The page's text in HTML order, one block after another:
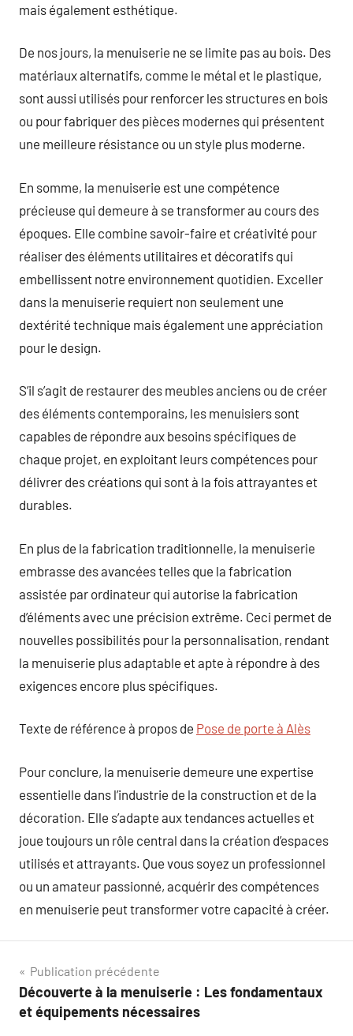
mais également esthétique.
De nos jours, la menuiserie ne se limite pas au bois. Des
matériaux alternatifs, comme le métal et le plastique,
sont aussi utilisés pour renforcer les structures en bois
ou pour fabriquer des pièces modernes qui présentent
une meilleure résistance ou un style plus moderne.
En somme, la menuiserie est une compétence
précieuse qui demeure à se transformer au cours des
époques. Elle combine savoir-faire et créativité pour
réaliser des éléments utilitaires et décoratifs qui
embellissent notre environnement quotidien. Exceller
dans la menuiserie requiert non seulement une
dextérité technique mais également une appréciation
pour le design.
S’il s’agit de restaurer des meubles anciens ou de créer
des éléments contemporains, les menuisiers sont
capables de répondre aux besoins spécifiques de
chaque projet, en exploitant leurs compétences pour
délivrer des créations qui sont à la fois attrayantes et
durables.
En plus de la fabrication traditionnelle, la menuiserie
embrasse des avancées telles que la fabrication
assistée par ordinateur qui autorise la fabrication
d’éléments avec une précision extrême. Ceci permet de
nouvelles possibilités pour la personnalisation, rendant
la menuiserie plus adaptable et apte à répondre à des
exigences encore plus spécifiques.
Texte de référence à propos de Pose de porte à Alès
Pour conclure, la menuiserie demeure une expertise
essentielle dans l’industrie de la construction et de la
décoration. Elle s’adapte aux tendances actuelles et
joue toujours un rôle central dans la création d’espaces
utilisés et attrayants. Que vous soyez un professionnel
ou un amateur passionné, acquérir des compétences
en menuiserie peut transformer votre capacité à créer.
Navigation
de
Publication précédente
Découverte à la menuiserie : Les fondamentaux
et équipements nécessaires